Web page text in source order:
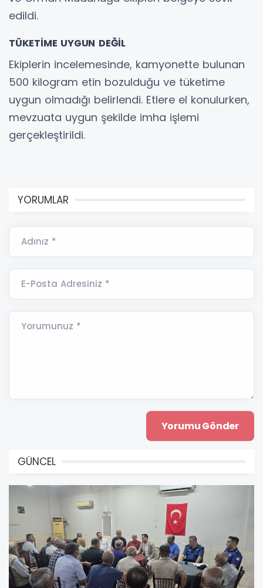
edildi.
TÜKETİME UYGUN DEĞİL
Ekiplerin incelemesinde, kamyonette bulunan
500 kilogram etin bozulduğu ve tüketime
uygun olmadığı belirlendi. Etlere el konulurken,
mevzuata uygun şekilde imha işlemi
gerçekleştirildi.
YORUMLAR
Adınız *
E-Posta Adresiniz *
Yorumunuz *
GÜNCEL